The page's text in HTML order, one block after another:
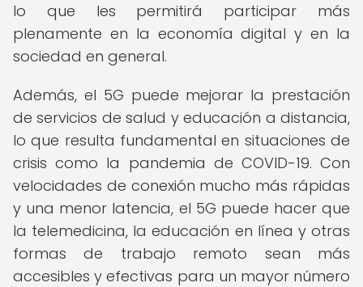
lo que les permitirá participar más
plenamente en la economía digital y en la
sociedad en general.
Además, el 5G puede mejorar la prestación
de servicios de salud y educación a distancia,
lo que resulta fundamental en situaciones de
crisis como la pandemia de COVID-19. Con
velocidades de conexión mucho más rápidas
y una menor latencia, el 5G puede hacer que
la telemedicina, la educación en línea y otras
formas de trabajo remoto sean más
accesibles y efectivas para un mayor número